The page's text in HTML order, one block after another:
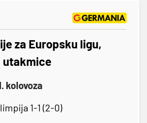
za Europsku ligu,
utakmice
kolovoza
1-1 (2-0)